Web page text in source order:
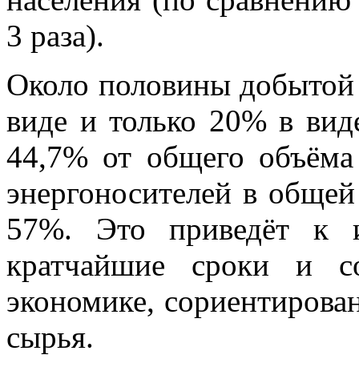
3 раза).
Около половины
виде и только 20% в
44,7% от общего
энергоносителей в общей
57%. Это приведёт к
кратчайшие сроки и
экономике,
сырья.